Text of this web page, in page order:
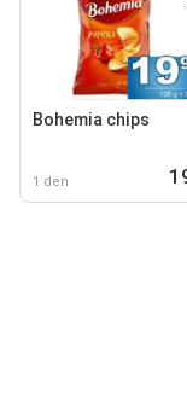
Bohemia chips
1 den